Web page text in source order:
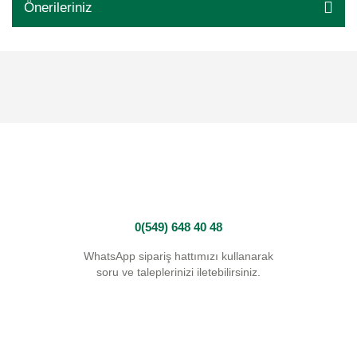
Önerileriniz
0(549) 648 40 48
WhatsApp sipariş hattımızı kullanarak
soru ve taleplerinizi iletebilirsiniz.